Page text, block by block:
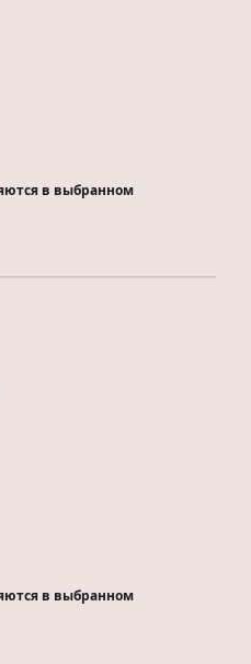
в выбранном
в выбранном